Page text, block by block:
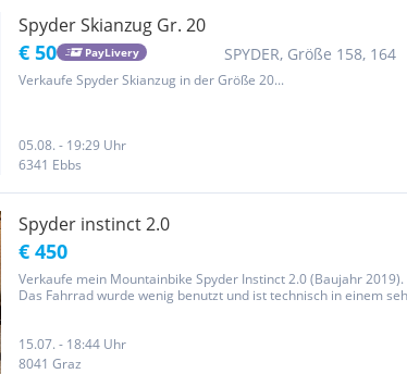
Spyder Skianzug Gr. 20
€ 50 PayLivery SPYDER, Größe 158, 164
Verkaufe Spyder Skianzug in der Größe 20...
05.08. - 19:29 Uhr
6341 Ebbs
Spyder instinct 2.0
€ 450
Verkaufe mein Mountainbike Spyder Instinct 2.0 (Baujahr 2019).
Das Fahrrad wurde wenig benutzt und ist technisch in einem
15.07. - 18:44 Uhr
8041 Graz